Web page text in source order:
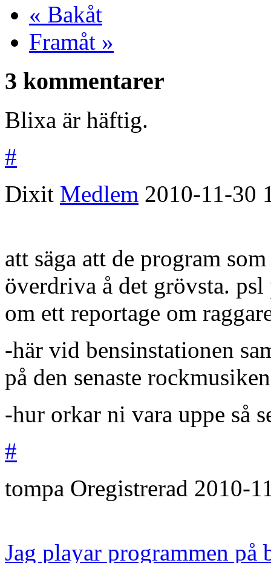
« Bakåt
Framåt »
3 kommentarer
Blixa är häftig.
#
Dixit Medlem 2010-11-30
att säga att de program
överdriva å det grövsta.
om ett reportage om
-här vid bensinstationen
på den senaste
-hur orkar ni vara uppe så
#
tompa Oregistrerad 2010-
Jag playar programmen på